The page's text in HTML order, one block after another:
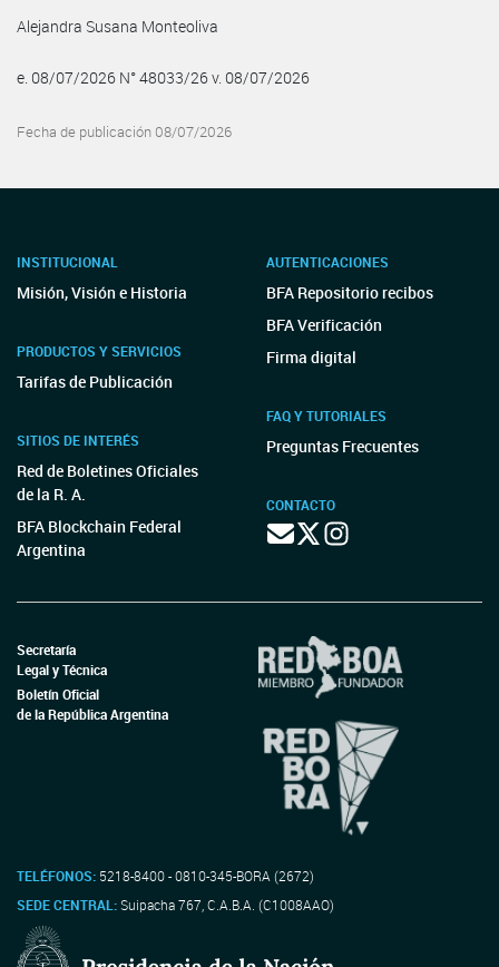
Alejandra Susana Monteoliva
e. 08/07/2026 N° 48033/26 v. 08/07/2026
Fecha de publicación 08/07/2026
INSTITUCIONAL
Misión, Visión e Historia
PRODUCTOS Y SERVICIOS
Tarifas de Publicación
SITIOS DE INTERÉS
Red de Boletines Oficiales
de la R. A.
BFA Blockchain Federal
Argentina
AUTENTICACIONES
BFA Repositorio recibos
BFA Verificación
Firma digital
FAQ Y TUTORIALES
Preguntas Frecuentes
CONTACTO
Secretaría
Legal y Técnica
Boletín Oficial
de la República Argentina
TELÉFONOS: 5218-8400 - 0810-345-BORA (2672)
SEDE CENTRAL:Suipacha 767, C.A.B.A. (C1008AAO)